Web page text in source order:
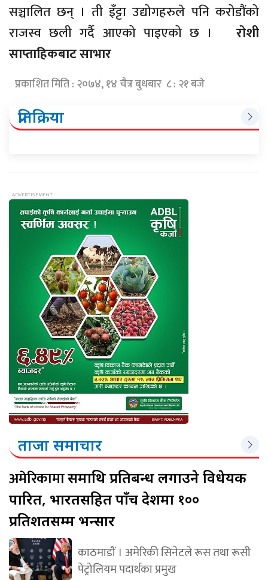
सञ्चालित छन् । ती इँट्टा उद्योगहरुले पनि करोडौंको
राजस्व छली गर्दै आएको पाइएको छ ।
रोशी
साप्ताहिकबाट साभार
प्रकाशित मिति : २०७४, १४ चैत्र बुधबार ८ : २१ बजे
प्रतिक्रिया
ताजा समाचार
अमेरिकामारूसमाथि प्रतिबन्ध लगाउने विधेयक
पारित, भारतसहित पाँच देशमा १००
प्रतिशतसम्म भन्सार
काठमाडौं । अमेरिकी सिनेटले रूस तथा रूसी
पेट्रोलियम पदार्थका प्रमुख